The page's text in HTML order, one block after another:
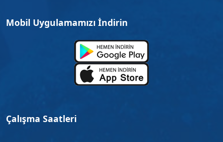
Mobil Uygulamamızı İndirin
Çalışma Saatleri